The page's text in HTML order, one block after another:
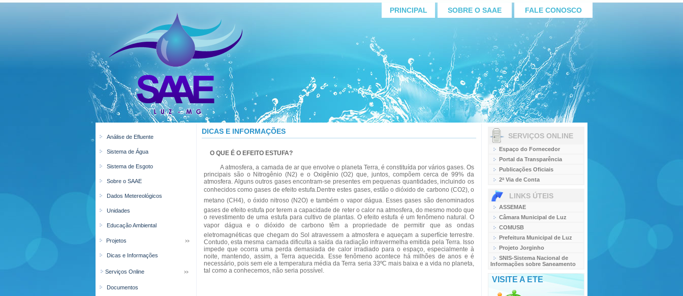
PRINCIPAL SOBRE O SAAE FALE CONOSCO
Análise de Efluente
Sistema de Água
Sistema de Esgoto
Sobre o SAAE
Dados Metereológicos
Unidades
Educação Ambiental
Projetos
Dicas e Informações
Serviços Online
Documentos
DICAS E INFORMAÇÕES
O QUE É O EFEITO ESTUFA?
A atmosfera, a camada de ar que envolve o planeta Terra, é constituída por vários gases. Os
principais são o Nitrogênio (N2) e o Oxigênio (O2) que, juntos, compõem cerca de 99% da
atmosfera. Alguns outros gases encontram-se presentes em pequenas quantidades, incluindo os
conhecidos como gases de efeito estufa.Dentre estes gases, estão o dióxido de carbono (CO2), o
metano (CH4), o óxido nitroso (N2O) e também o vapor dágua. Esses gases são denominados
gases de efeito estufa por terem a capacidade de reter o calor na atmosfera, do mesmo modo que
o revestimento de uma estufa para cultivo de plantas. O efeito estufa é um fenômeno natural. O
vapor dágua e o dióxido de carbono têm a propriedade de permitir que as ondas
eletromagnéticas que chegam do Sol atravessem a atmosfera e aqueçam a superfície terrestre.
Contudo, esta mesma camada dificulta a saída da radiação infravermelha emitida pela Terra. Isso
impede que ocorra uma perda demasiada de calor irradiado para o espaço, especialmente à
noite, mantendo, assim, a Terra aquecida. Esse fenômeno acontece há milhões de anos e é
necessário, pois sem ele a temperatura média da Terra seria 33ºC mais baixa e a vida no planeta,
tal como a conhecemos, não seria possível.
SERVIÇOS ONLINE
Espaço do Fornecedor
Portal da Transparência
Publicações Oficiais
2ª Via de Conta
LINKS ÚTEIS
ASSEMAE
Câmara Municipal de Luz
COMUSB
Prefeitura Municipal de Luz
Projeto Jorginho
SNIS-Sistema Nacional de
Informações sobre Saneamento
VISITE A ETE